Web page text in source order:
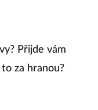
Přijde vám
za hranou?